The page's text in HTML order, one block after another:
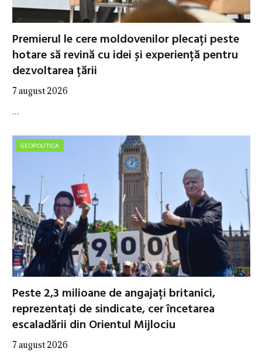
Premierul le cere moldovenilor plecați peste
hotare să revină cu idei și experiență pentru
dezvoltarea țării
7 august 2026
…
GEOPOLITICA
Peste 2,3 milioane de angajați britanici,
reprezentați de sindicate, cer încetarea
escaladării din Orientul Mijlociu
7 august 2026